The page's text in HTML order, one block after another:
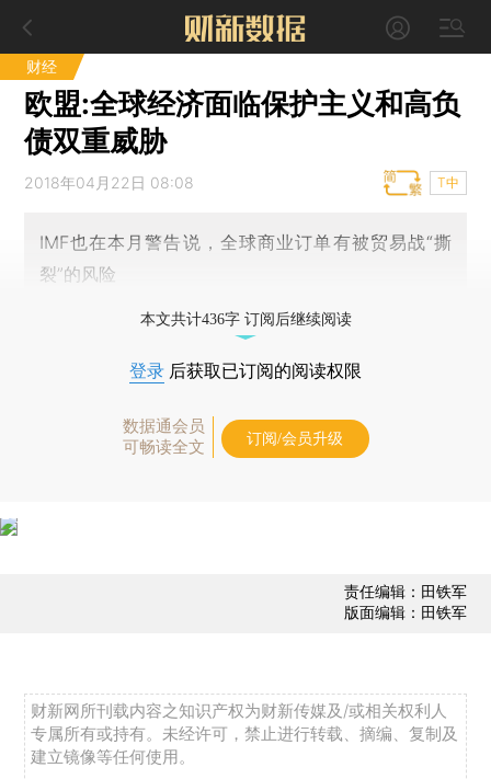
财经
欧盟:全球经济面临保护主义和高负
债双重威胁
2018年04月22日 08:08 T中
IMF也在本月警告说，全球商业订单有被贸易战“撕
裂”的风险
本文共计436字 订阅后继续阅读
登录 后获取已订阅的阅读权限
数据通会员
可畅读全文
订阅/会员升级
责任编辑：田铁军
版面编辑：田铁军
财新网所刊载内容之知识产权为财新传媒及/或相关权利人
专属所有或持有。未经许可，禁止进行转载、摘编、复制及
建立镜像等任何使用。